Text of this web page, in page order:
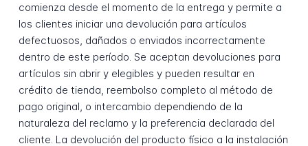
comienza desde el momento de la entrega y permite a
los clientes iniciar una devolución para artículos
defectuosos, dañados o enviados incorrectamente
dentro de este período. Se aceptan devoluciones para
artículos sin abrir y elegibles y pueden resultar en
crédito de tienda, reembolso completo al método de
pago original, o intercambio dependiendo de la
naturaleza del reclamo y la preferencia declarada del
cliente. La devolución del producto físico a la instalación